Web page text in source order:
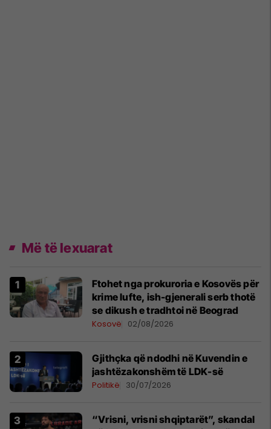
Më të lexuarat
Ftohet nga prokuroria e Kosovës për
krime lufte, ish-gjenerali serb thotë
se dikush e tradhtoi në Beograd
Kosovë 02/08/2026
Gjithçka që ndodhi në Kuvendin e
jashtëzakonshëm të LDK-së
Politikë 30/07/2026
“Vrisni, vrisni shqiptarët”, skandal